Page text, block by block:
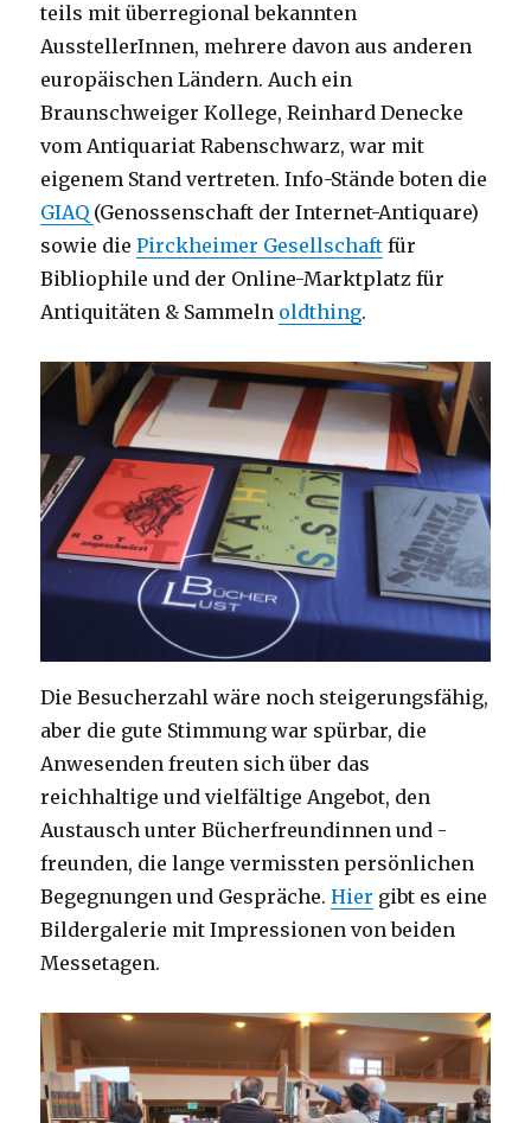
teils mit überregional bekannten
AusstellerInnen, mehrere davon aus anderen
europäischen Ländern. Auch ein
Braunschweiger Kollege, Reinhard Denecke
vom Antiquariat Rabenschwarz, war mit
eigenem Stand vertreten. Info-Stände boten die
GIAQ (Genossenschaft der Internet-Antiquare)
sowie diePirckheimer Gesellschaft für
Bibliophile und der Online-Marktplatz für
Antiquitäten & Sammeln oldthing.
Die Besucherzahl wäre noch steigerungsfähig,
aber die gute Stimmung war spürbar, die
Anwesenden freuten sich über das
reichhaltige und vielfältige Angebot, den
Austausch unter Bücherfreundinnen und -
freunden, die lange vermissten persönlichen
Begegnungen und Gespräche.Hier gibt es eine
Bildergalerie mit Impressionen von beiden
Messetagen.